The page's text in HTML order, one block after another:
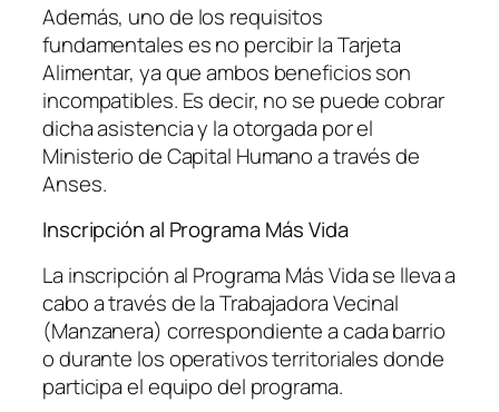
Además, uno de los requisitos
fundamentales es no percibir la Tarjeta
Alimentar, ya que ambos beneficios son
incompatibles. Es decir, no se puede cobrar
dicha asistencia y la otorgada por el
Ministerio de Capital Humano a través de
Anses.
Inscripción al Programa Más Vida
La inscripción al Programa Más Vida se lleva a
cabo a través de la Trabajadora Vecinal
(Manzanera) correspondiente a cada barrio
o durante los operativos territoriales donde
participa el equipo del programa.